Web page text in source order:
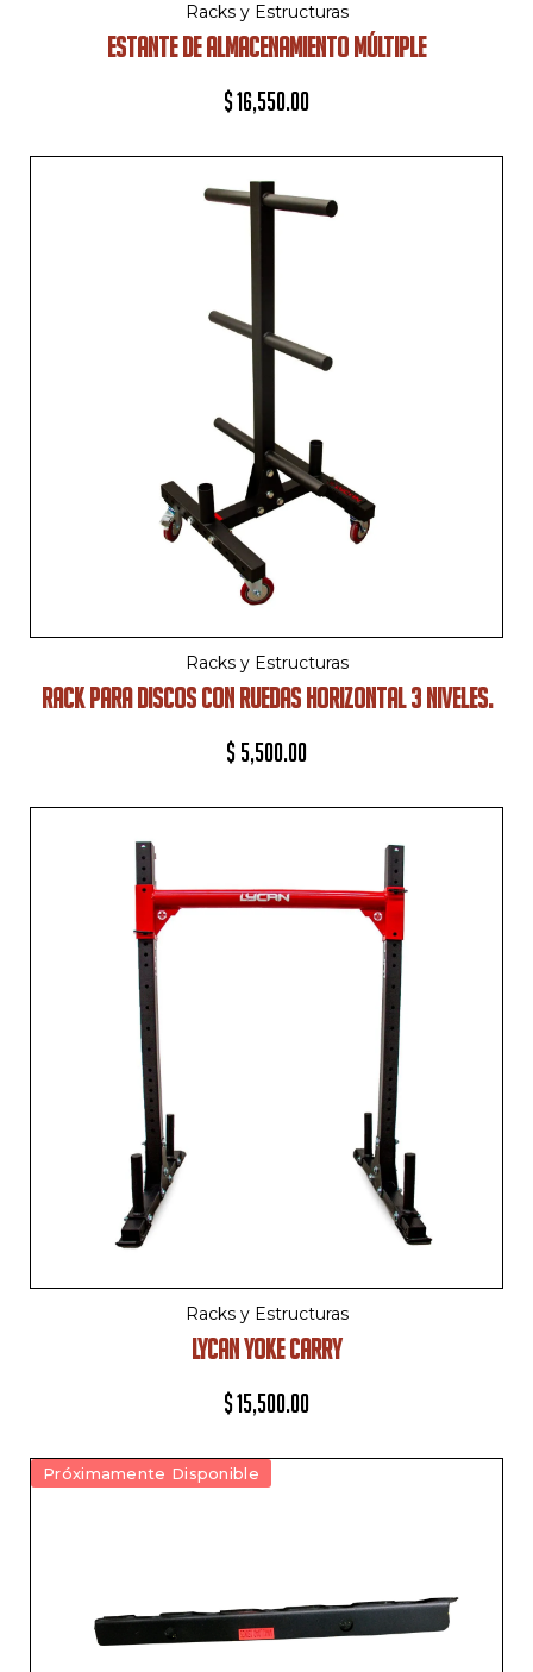
Racks y Estructuras
ESTANTE DE ALMACENAMIENTO MÚLTIPLE
$16,550.00
Racks y Estructuras
RACK PARA DISCOS CON RUEDAS HORIZONTAL 3 NIVELES.
$ 5,500.00
Racks y Estructuras
LYCAN YOKE CARRY
$15,500.00
Próximamente Disponible